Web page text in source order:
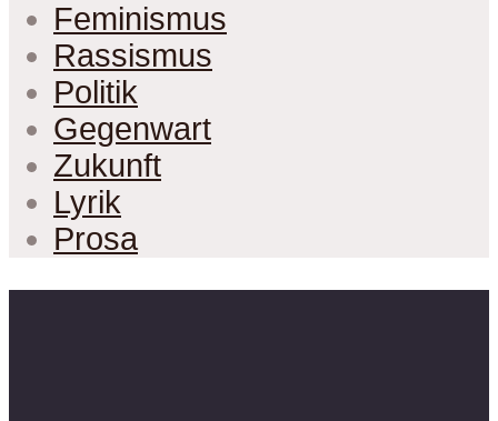
Feminismus
Rassismus
Politik
Gegenwart
Zukunft
Lyrik
Prosa